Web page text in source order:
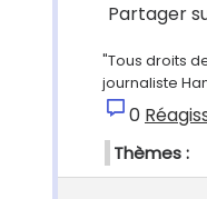
Partager
"Tous droits
journaliste
0
Thèmes :